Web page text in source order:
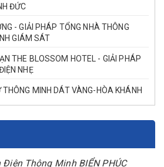
ĐỨC
- GIẢI PHÁP TỔNG NHÀ THÔNG
GIÁM SÁT
THE BLOSSOM HOTEL - GIẢI PHÁP
NHẸ
MINH DÁT VÀNG-HÒA KHÁNH
Điện Thông Minh BIỂN PHÚC